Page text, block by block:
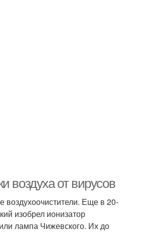
воздуха от вирусов
воздухоочистители. Еще в 20-
изобрел ионизатор
лампа Чижевского. Их до